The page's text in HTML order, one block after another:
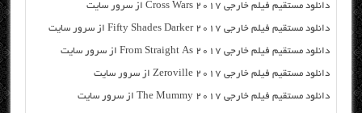
دانلود مستقیم فیلم خارجی Cross Wars 2017 از سرور سایت
دانلود مستقیم فیلم خارجی Fifty Shades Darker 2017 از سرور سایت
دانلود مستقیم فیلم خارجی From Straight As 2017 از سرور سایت
دانلود مستقیم فیلم خارجی Zeroville 2017 از سرور سایت
دانلود مستقیم فیلم خارجی The Mummy 2017 از سرور سایت